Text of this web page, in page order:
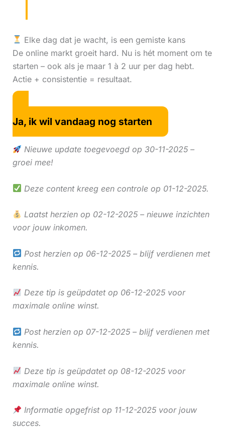
Elke dag dat je wacht, is een gemiste kans
De online markt groeit hard. Nu is hét moment om te
starten – ook als je maar 1 à 2 uur per dag hebt.
Actie + consistentie = resultaat.
Ja, ik wil vandaag nog starten
Nieuwe update toegevoegd op 30-11-2025 –
groei mee!
Deze content kreeg een controle op 01-12-2025.
Laatst herzien op 02-12-2025 – nieuwe inzichten
voor jouw inkomen.
Post herzien op 06-12-2025 – blijf verdienen met
kennis.
Deze tip is geüpdatet op 06-12-2025 voor
maximale online winst.
Post herzien op 07-12-2025 – blijf verdienen met
kennis.
Deze tip is geüpdatet op 08-12-2025 voor
maximale online winst.
Informatie opgefrist op 11-12-2025 voor jouw
succes.